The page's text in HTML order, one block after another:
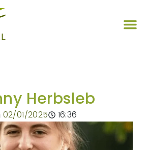
Herbsleb
02/01/2025 16:36